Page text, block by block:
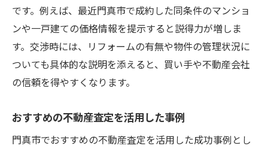
です。例えば、最近門真市で成約した同条件のマンショ
ンや一戸建ての価格情報を提示すると説得力が増しま
す。交渉時には、リフォームの有無や物件の管理状況に
ついても具体的な説明を添えると、買い手や不動産会社
の信頼を得やすくなります。
おすすめの不動産査定を活用した事例
門真市でおすすめの不動産査定を活用した成功事例とし